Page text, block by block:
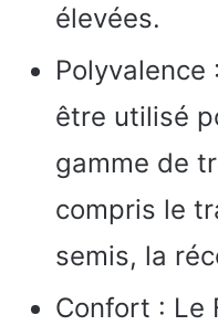
élevées.
être utilisé
gamme de
compris le
semis, la
Confort : Le